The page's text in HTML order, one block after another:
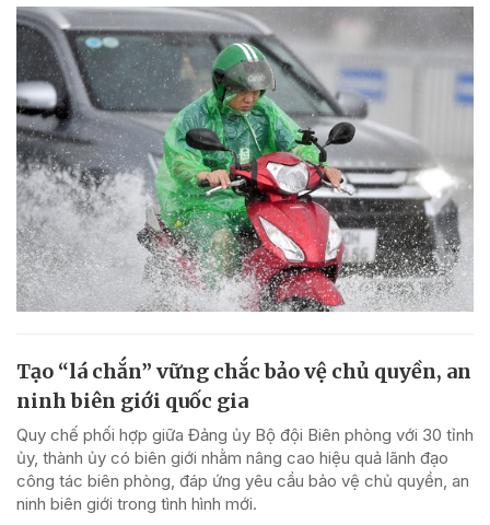
Tạo “lá chắn” vững chắc bảo vệ chủ quyền, an
ninh biên giới quốc gia
Quy chế phối hợp giữa Đảng ủy Bộ đội Biên phòng với 30 tỉnh
ủy, thành ủy có biên giới nhằm nâng cao hiệu quả lãnh đạo
công tác biên phòng, đáp ứng yêu cầu bảo vệ chủ quyền, an
ninh biên giới trong tình hình mới.